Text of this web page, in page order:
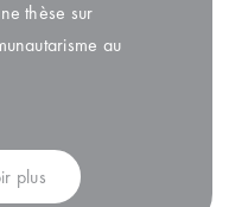
thèse sur
au
plus